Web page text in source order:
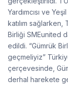
Yardımcısı ve
katılım sağlarken,
Birliği SMEunited
edildi. “Gümrük
geçmeliyiz”
çerçevesinde,
derhal harekete